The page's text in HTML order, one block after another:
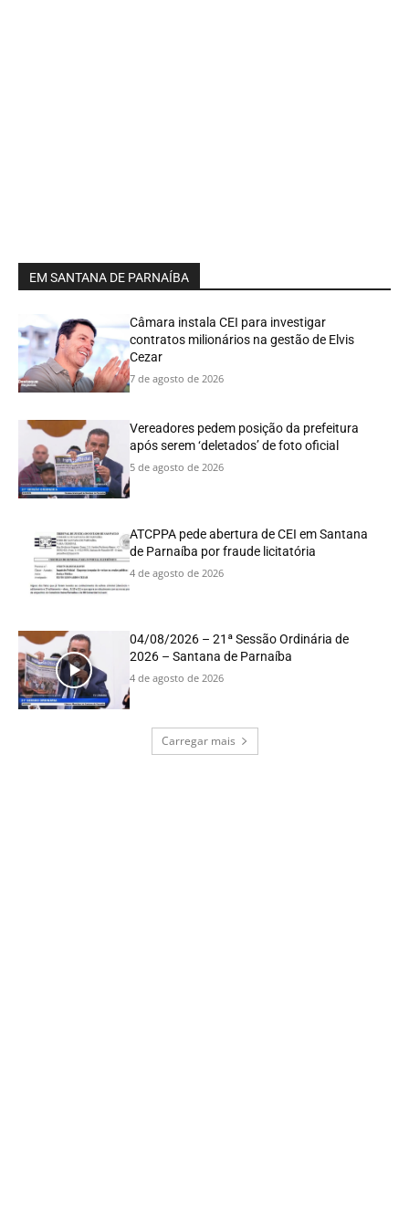
EM SANTANA DE PARNAÍBA
Câmara instala CEI para investigar
contratos milionários na gestão de Elvis
Cezar
7 de agosto de 2026
Vereadores pedem posição da prefeitura
após serem ‘deletados’ de foto oficial
5 de agosto de 2026
ATCPPA pede abertura de CEI em Santana
de Parnaíba por fraude licitatória
4 de agosto de 2026
04/08/2026 – 21ª Sessão Ordinária de
2026 – Santana de Parnaíba
4 de agosto de 2026
Carregar mais